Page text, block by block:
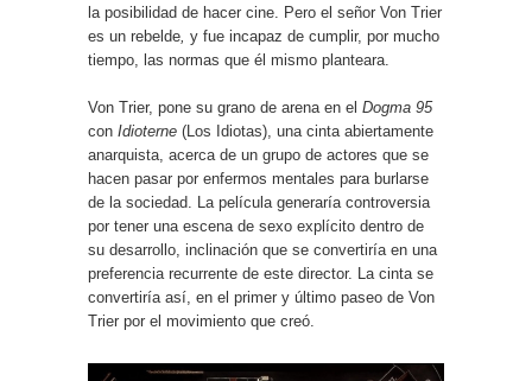
la posibilidad de hacer cine. Pero el señor Von Trier
es un rebelde, y fue incapaz de cumplir, por mucho
tiempo, las normas que él mismo planteara.
Von Trier, pone su grano de arena en el Dogma 95
con Idioterne (Los Idiotas), una cinta abiertamente
anarquista, acerca de un grupo de actores que se
hacen pasar por enfermos mentales para burlarse
de la sociedad. La película generaría controversia
por tener una escena de sexo explícito dentro de
su desarrollo, inclinación que se convertiría en una
preferencia recurrente de este director. La cinta se
convertiría así, en el primer y último paseo de Von
Trier por el movimiento que creó.